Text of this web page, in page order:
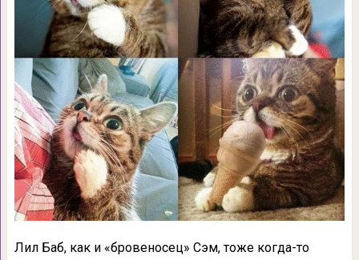
Лил Баб, как и «бровеносец» Сэм, тоже когда-то